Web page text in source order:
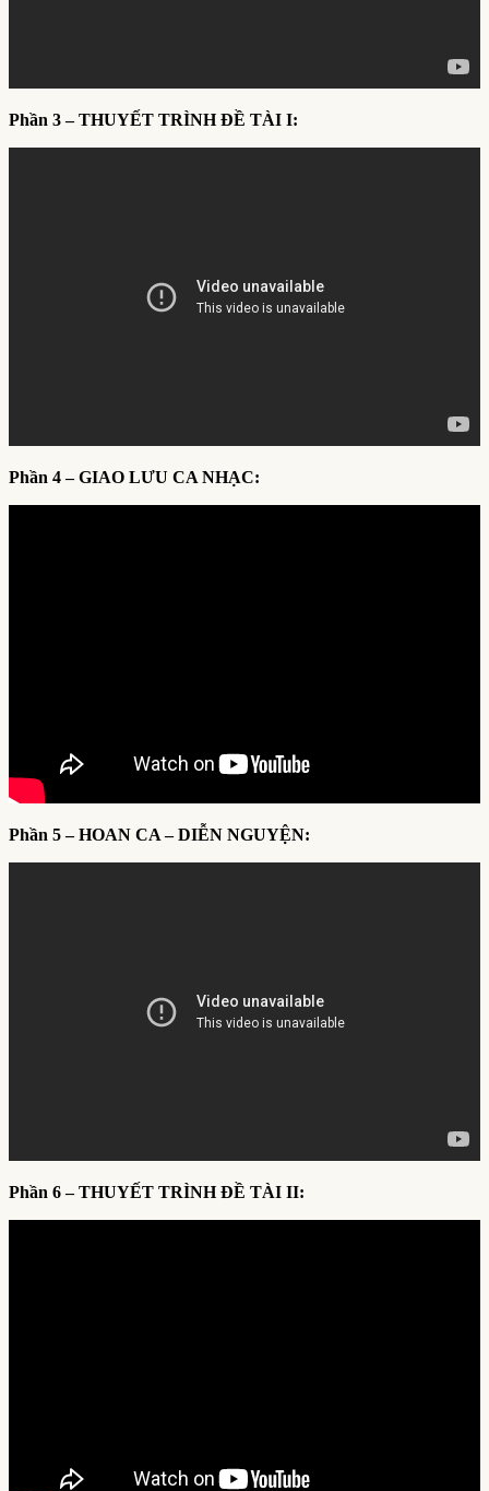
Phần 3 – THUYẾT TRÌNH ĐỀ TÀI I:
Phần 4 – GIAO LƯU CA NHẠC:
Phần 5 – HOAN CA – DIỄN NGUYỆN:
Phần 6 – THUYẾT TRÌNH ĐỀ TÀI II: